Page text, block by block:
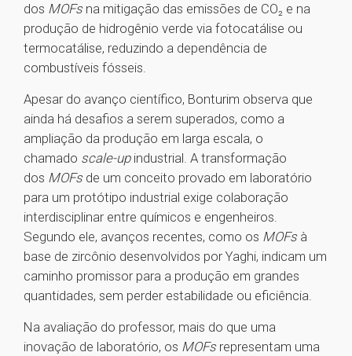
dos MOFs na mitigação das emissões de CO₂ e na
produção de hidrogênio verde via fotocatálise ou
termocatálise, reduzindo a dependência de
combustíveis fósseis.
Apesar do avanço científico, Bonturim observa que
ainda há desafios a serem superados, como a
ampliação da produção em larga escala, o
chamado scale-upindustrial. A transformação
dos MOFs de um conceito provado em laboratório
para um protótipo industrial exige colaboração
interdisciplinar entre químicos e engenheiros.
Segundo ele, avanços recentes, como os MOFs à
base de zircônio desenvolvidos por Yaghi, indicam um
caminho promissor para a produção em grandes
quantidades, sem perder estabilidade ou eficiência.
Na avaliação do professor, mais do que uma
inovação de laboratório, os MOFs representam uma